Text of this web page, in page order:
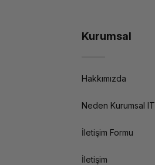
Kurumsal
Hakkımızda
Neden Kurumsal IT
İletişim Formu
İletişim